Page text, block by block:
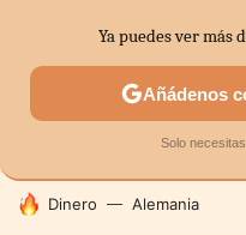
SECTORES ECONOMÍA
HOY SE HABLA DE
Dinero Alemania
Ya puedes ver más
Añádenos
Solo